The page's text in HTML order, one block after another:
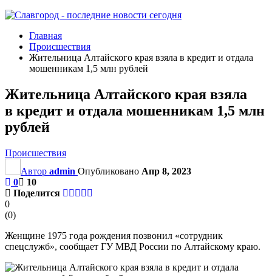
Главная
Происшествия
Жительница Алтайского края взяла в кредит и отдала
мошенникам 1,5 млн рублей
Жительница Алтайского края взяла
в кредит и отдала мошенникам 1,5 млн
рублей
Происшествия
Автор admin Опубликовано Апр 8, 2023
0
10
Поделится
0
(0)
Женщине 1975 года рождения позвонил «сотрудник
спецслужб», сообщает ГУ МВД России по Алтайскому краю.